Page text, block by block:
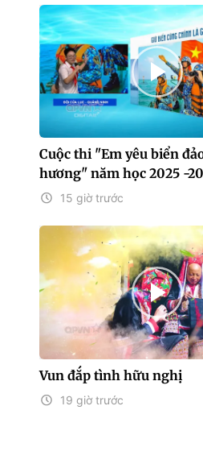
Cuộc thi "Em yêu biển
hương" năm học 2025 -
15 giờ trước
Vun đắp tình hữu nghị
19 giờ trước